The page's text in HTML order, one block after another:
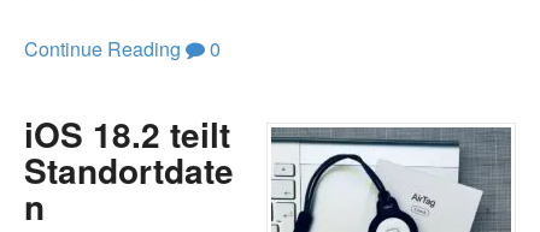
Continue Reading 0
iOS 18.2 teilt
Standortdate
n